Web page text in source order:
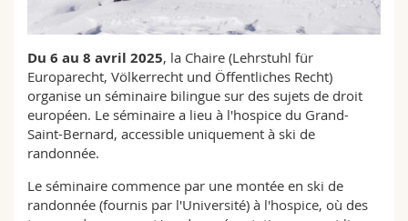
Sciences et médecine
Interfacultaire
Collaborateurs
Doctorants
Webmail
Programme des cours
MyUnifr
Du 6 au 8 avril 2025, la Chaire (Lehrstuhl für
Europarecht, Völkerrecht und Öffentliches Recht)
organise un séminaire bilingue sur des sujets de droit
européen. Le séminaire a lieu à l'hospice du Grand-
Saint-Bernard, accessible uniquement à ski de
randonnée.
Le séminaire commence par une montée en ski de
randonnée (fournis par l'Université) à l'hospice, où des